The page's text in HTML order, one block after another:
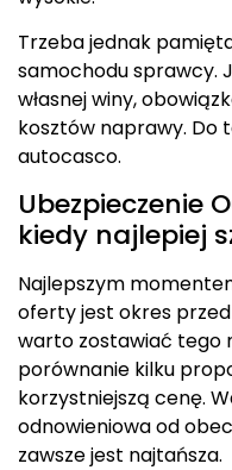
Trzeba jednak
samochodu sprawcy.
własnej winy,
kosztów naprawy. Do
autocasco.
Ubezpieczenie
kiedy najlepiej
Najlepszym
oferty jest okres
warto zostawiać tego
porównanie kilku
korzystniejszą cenę.
odnowieniowa od
zawsze jest najtańsza.